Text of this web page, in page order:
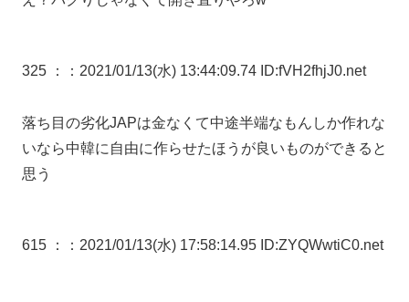
325 ： ：2021/01/13(水) 13:44:09.74 ID:fVH2fhjJ0.net
落ち目の劣化JAPは金なくて中途半端なもんしか作れな
いなら中韓に自由に作らせたほうが良いものができると
思う
615 ： ：2021/01/13(水) 17:58:14.95 ID:ZYQWwtiC0.net